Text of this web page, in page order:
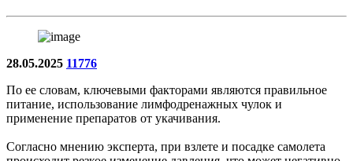
28.05.2025 11776
По ее словам, ключевыми факторами являются правильное
питание, использование лимфодренажных чулок и
применение препаратов от укачивания.
Согласно мнению эксперта, при взлете и посадке самолета